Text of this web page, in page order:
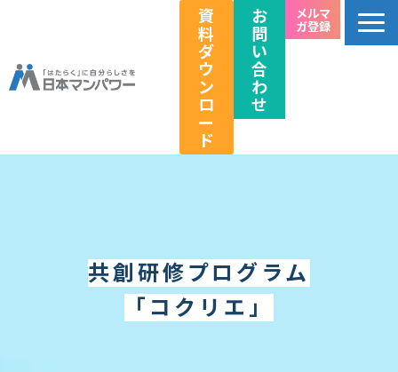
資
料
ダ
ウ
ン
ロ
ー
ド
お
問
い
合
わ
せ
メルマ
ガ登録
HRフェス／イベント情報
キャリアのこれから研究所
共創研修プログラム
「コクリエ」